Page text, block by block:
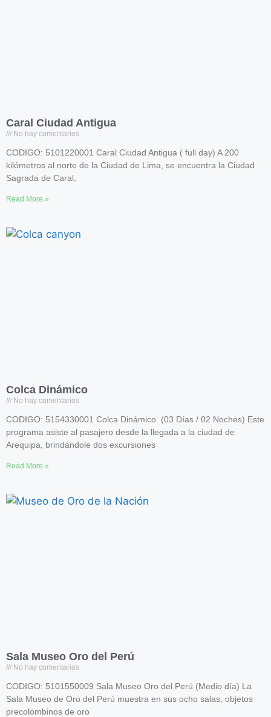
Caral Ciudad Antigua
No hay comentarios
CODIGO: 5101220001 Caral Ciudad Antigua ( full day) A 200
kilómetros al norte de la Ciudad de Lima, se encuentra la Ciudad
Sagrada de Caral,
Read More »
Colca Dinámico
No hay comentarios
CODIGO: 5154330001 Colca Dinámico (03 Días / 02 Noches) Este
programa asiste al pasajero desde la llegada a la ciudad de
Arequipa, brindándole dos excursiones
Read More »
Sala Museo Oro del Perú
No hay comentarios
CODIGO: 5101550009 Sala Museo Oro del Perú (Medio día) La
Sala Museo de Oro del Perú muestra en sus ocho salas, objetos
precolombinos de oro